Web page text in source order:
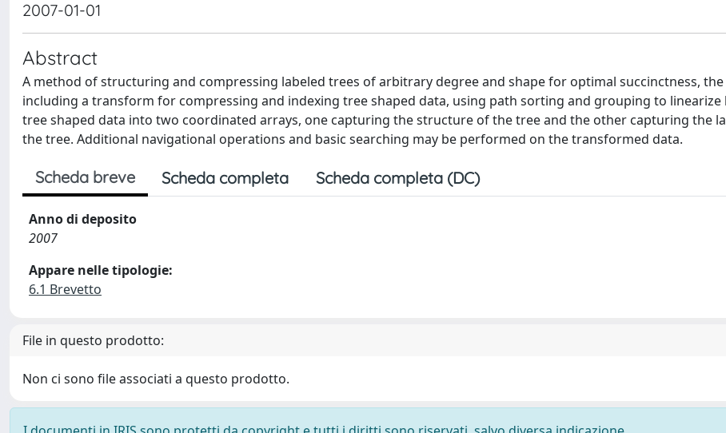
2007-01-01
Abstract
A method of structuring and compressing labeled trees of arbitrary degree and shape for optimal succinctness,
including a transform for compressing and indexing tree shaped data, using path sorting and grouping to linearize
tree shaped data into two coordinated arrays, one capturing the structure of the tree and the other capturing the
the tree. Additional navigational operations and basic searching may be performed on the transformed data.
Scheda breve Scheda completa Scheda completa (DC)
Anno di deposito
2007
Appare nelle tipologie:
6.1 Brevetto
File in questo prodotto:
Non ci sono file associati a questo prodotto.